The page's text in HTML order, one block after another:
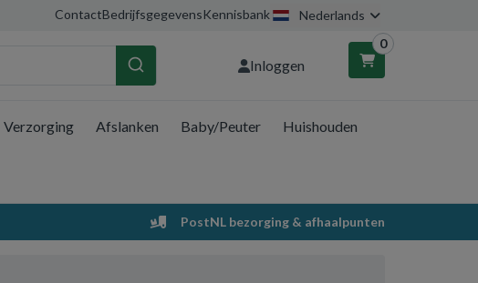
ContactBedrijfsgegevensKennisbank Nederlands
Inloggen
0
Winkelwagen
Uw winkelwagen is leeg.
Vul hem met producten.
Verzorging Afslanken Baby/Peuter Huishouden
PostNL bezorging & afhaalpunten